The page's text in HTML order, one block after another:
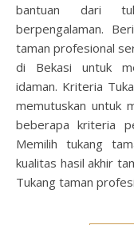
bantuan dari
berpengalaman.
taman profesional
di Bekasi untuk
idaman. Kriteria
memutuskan untuk
beberapa kriteria
Memilih tukang
kualitas hasil akhir
Tukang taman